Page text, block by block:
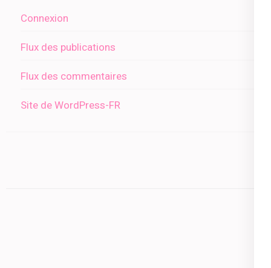
Connexion
Flux des publications
Flux des commentaires
Site de WordPress-FR